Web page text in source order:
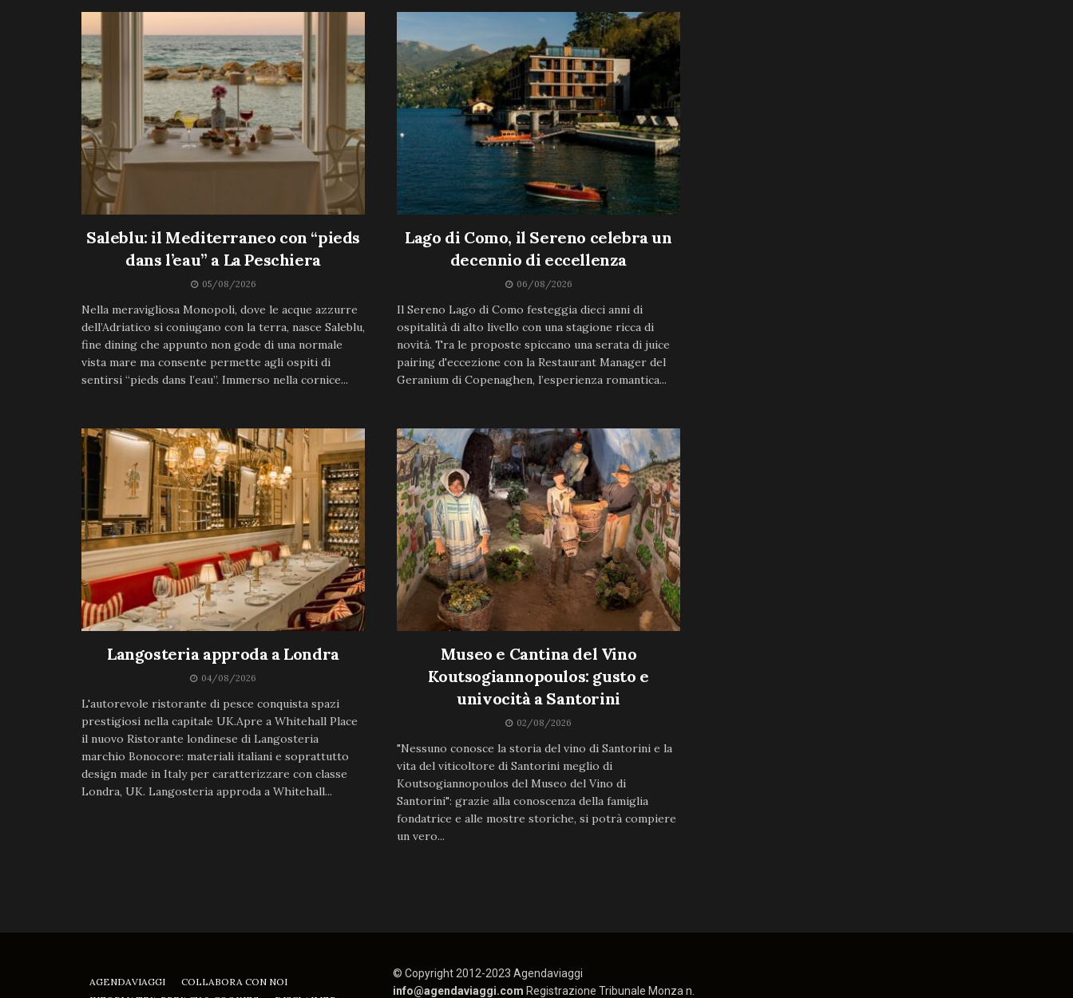
Saleblu: il Mediterraneo con “pieds
dans l’eau” a La Peschiera
05/08/2026
Nella meravigliosa Monopoli, dove le acque azzurre
dell’Adriatico si coniugano con la terra, nasce Saleblu,
fine dining che appunto non gode di una normale
vista mare ma consente permette agli ospiti di
sentirsi “pieds dans l’eau”. Immerso nella cornice...
Lago di Como, il Sereno celebra un
decennio di eccellenza
06/08/2026
Il Sereno Lago di Como festeggia dieci anni di
ospitalità di alto livello con una stagione ricca di
novità. Tra le proposte spiccano una serata di juice
pairing d'eccezione con la Restaurant Manager del
Geranium di Copenaghen, l’esperienza romantica...
Langosteria approda a Londra
04/08/2026
L'autorevole ristorante di pesce conquista spazi
prestigiosi nella capitale UK.Apre a Whitehall Place
il nuovo Ristorante londinese di Langosteria
marchio Bonocore: materiali italiani e soprattutto
design made in Italy per caratterizzare con classe
Londra, UK. Langosteria approda a Whitehall...
Museo e Cantina del Vino
Koutsogiannopoulos: gusto e
univocità a Santorini
02/08/2026
"Nessuno conosce la storia del vino di Santorini e la
vita del viticoltore di Santorini meglio di
Koutsogiannopoulos del Museo del Vino di
Santorini": grazie alla conoscenza della famiglia
fondatrice e alle mostre storiche, si potrà compiere
un vero...
AGENDAVIAGGI
COLLABORA CON NOI
© Copyright 2012-2023 Agendaviaggi
info@agendaviaggi.com Registrazione Tribunale Monza n.